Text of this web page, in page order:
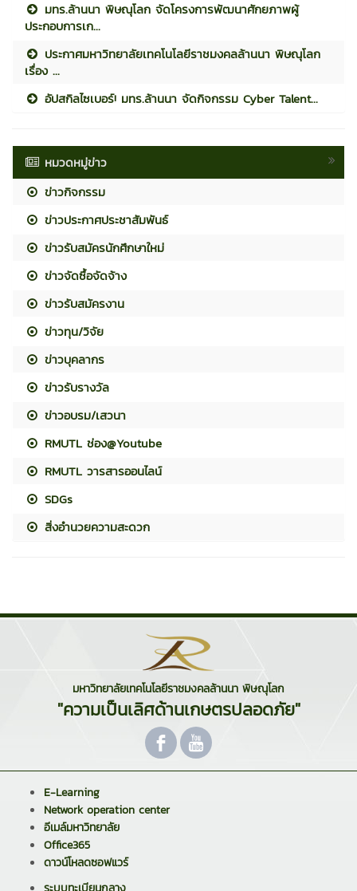
มทร.ล้านนา พิษณุโลก จัดโครงการพัฒนาศักยภาพผู้
ประกอบการเก...
ประกาศมหาวิทยาลัยเทคโนโลยีราชมงคลล้านนา พิษณุโลก
เรื่อง ...
อัปสกิลไซเบอร์! มทร.ล้านนา จัดกิจกรรม Cyber Talent...
หมวดหมู่ข่าว
ข่าวกิจกรรม
ข่าวประกาศประชาสัมพันธ์
ข่าวรับสมัครนักศึกษาใหม่
ข่าวจัดซื้อจัดจ้าง
ข่าวรับสมัครงาน
ข่าวทุน/วิจัย
ข่าวบุคลากร
ข่าวรับรางวัล
ข่าวอบรม/เสวนา
RMUTL ช่อง@Youtube
RMUTL วารสารออนไลน์
SDGs
สิ่งอำนวยความสะดวก
มหาวิทยาลัยเทคโนโลยีราชมงคลล้านนา พิษณุโลก
"ความเป็นเลิศด้านเกษตรปลอดภัย"
E-Learning
Network operation center
อีเมล์มหาวิทยาลัย
Office365
ดาวน์โหลดซอฟแวร์